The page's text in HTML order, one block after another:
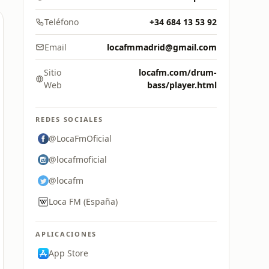
Teléfono +34 684 13 53 92
Email locafmmadrid@gmail.com
Sitio
Web
locafm.com/drum-
bass/player.html
REDES SOCIALES
@LocaFmOficial
@locafmoficial
@locafm
Loca FM (España)
APLICACIONES
App Store